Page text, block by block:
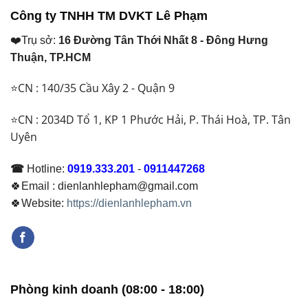
Công ty TNHH TM DVKT Lê Phạm
❤️Trụ sở: 16 Đường Tân Thới Nhất 8 - Đông Hưng
Thuận, TP.HCM
⭐CN : 140/35 Cầu Xây 2 - Quận 9
⭐CN : 2034D Tổ 1, KP 1 Phước Hải, P. Thái Hoà, TP. Tân
Uyên
☎ Hotline: 0919.333.201 - 0911447268
🍀Email : dienlanhlepham@gmail.com
🍀Website: https://dienlanhlepham.vn
Phòng kinh doanh (08:00 - 18:00)